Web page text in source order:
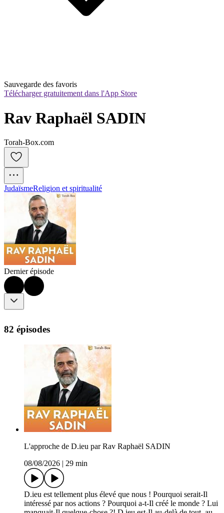
Sauvegarde des favoris
Télécharger gratuitement dans l'App Store
Rav Raphaël SADIN
Torah-Box.com
JudaïsmeReligion et spiritualité
Dernier épisode
82 épisodes
L'approche de D.ieu par Rav Raphaël SADIN
08/08/2026 | 29 min
D.ieu est tellement plus élevé que nous ! Pourquoi serait-Il
intéressé par nos actions ? Pourquoi a-t-Il créé le monde ? Lui